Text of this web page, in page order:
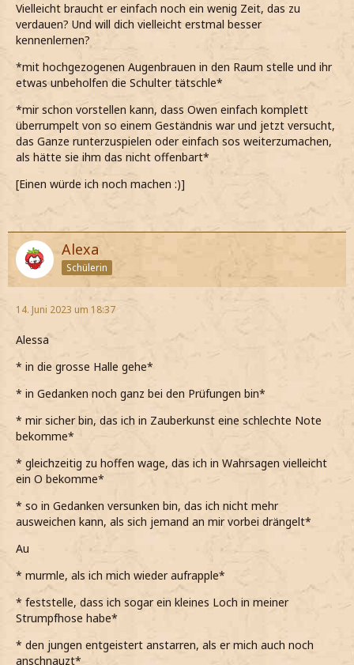
Vielleicht braucht er einfach noch ein wenig Zeit, das zu
verdauen? Und will dich vielleicht erstmal besser
kennenlernen?
*mit hochgezogenen Augenbrauen in den Raum stelle und ihr
etwas unbeholfen die Schulter tätschle*
*mir schon vorstellen kann, dass Owen einfach komplett
überrumpelt von so einem Geständnis war und jetzt versucht,
das Ganze runterzuspielen oder einfach sos weiterzumachen,
als hätte sie ihm das nicht offenbart*
[Einen würde ich noch machen :)]
Alexa
Schülerin
14. Juni 2023 um 18:37
Alessa
* in die grosse Halle gehe*
* in Gedanken noch ganz bei den Prüfungen bin*
* mir sicher bin, das ich in Zauberkunst eine schlechte Note
bekomme*
* gleichzeitig zu hoffen wage, das ich in Wahrsagen vielleicht
ein O bekomme*
* so in Gedanken versunken bin, das ich nicht mehr
ausweichen kann, als sich jemand an mir vorbei drängelt*
Au
* murmle, als ich mich wieder aufrapple*
* feststelle, dass ich sogar ein kleines Loch in meiner
Strumpfhose habe*
* den jungen entgeistert anstarren, als er mich auch noch
anschnauzt*